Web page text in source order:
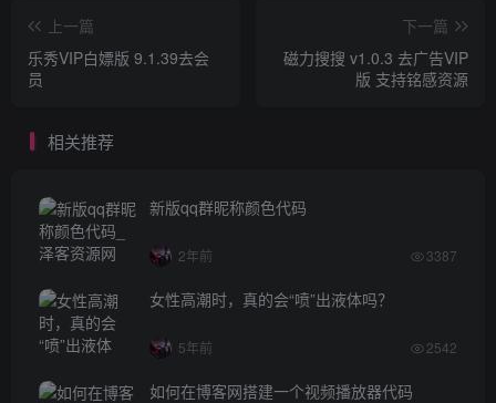
上一篇
乐秀VIP白嫖版 9.1.39去会
员
下一篇
磁力搜搜 v1.0.3 去广告VIP
版 支持铭感资源
相关推荐
新版qq群昵称颜色代码
2年前 3387
女性高潮时，真的会“喷”出液体吗？
5年前 2542
如何在博客网搭建一个视频播放器代码